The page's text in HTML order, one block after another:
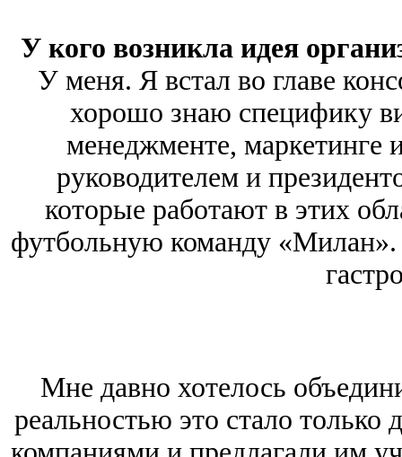
У кого возникла идея
У меня. Я встал во главе
хорошо знаю специфику
менеджменте, маркетинге
руководителем и
которые работают в этих
футбольную команду
Мне давно хотелось
реальностью это стало только